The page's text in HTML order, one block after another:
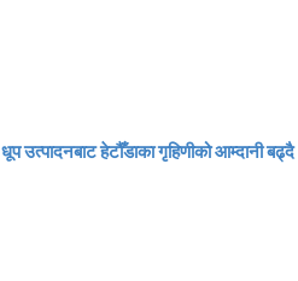
धूप उत्पादनबाट हेटौँडाका गृहिणीको आम्दानी बढ्दै